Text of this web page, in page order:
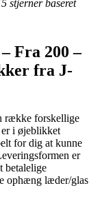
stjerner baseret
Fra 200 –
fra J-
række forskellige
i øjeblikket
for dig at kunne
er
betalelige
ophæng læder/glas